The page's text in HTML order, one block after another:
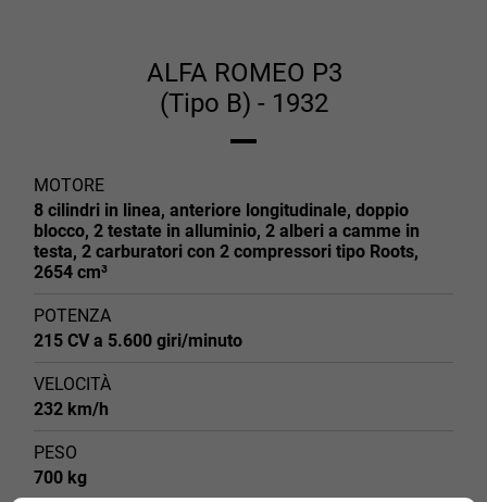
ALFA ROMEO P3
(Tipo B) - 1932
MOTORE
8 cilindri in linea, anteriore longitudinale, doppio
blocco, 2 testate in alluminio, 2 alberi a camme in
testa, 2 carburatori con 2 compressori tipo Roots,
2654 cm³
POTENZA
215 CV a 5.600 giri/minuto
VELOCITÀ
232 km/h
PESO
700 kg